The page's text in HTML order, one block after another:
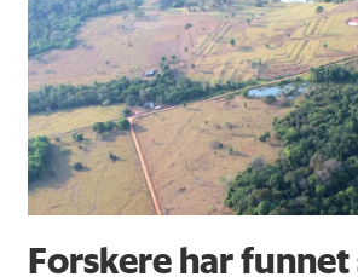
Forskere har